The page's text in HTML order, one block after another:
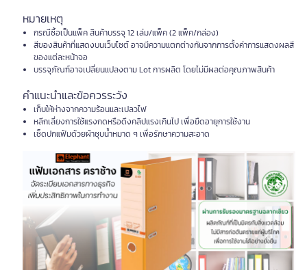
หมายเหตุ
กรณีซื้อเป็นแพ็ค สินค้าบรรจุ 12 เล่ม/แพ็ค (2 แพ็ค/กล่อง)
สีของสินค้าที่แสดงบนเว็บไซต์ อาจมีความแตกต่างกันจากการตั้งค่าการแสดงผลสี
ของแต่ละหน้าจอ
บรรจุภัณฑ์อาจเปลี่ยนแปลงตาม Lot การผลิต โดยไม่มีผลต่อคุณภาพสินค้า
คำแนะนำและข้อควรระวัง
เก็บให้ห่างจากความร้อนและเปลวไฟ
หลีกเลี่ยงการใช้แรงกดหรือดึงคลิปแรงเกินไป เพื่อยืดอายุการใช้งาน
เช็ดปกแฟ้มด้วยผ้าชุบน้ำหมาด ๆ เพื่อรักษาความสะอาด